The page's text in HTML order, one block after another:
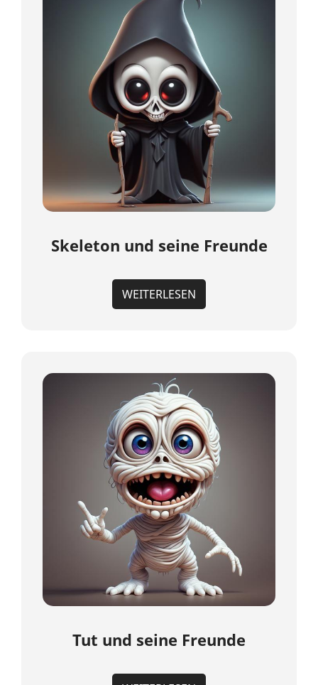
Skeleton und seine Freunde
WEITERLESEN
Tut und seine Freunde